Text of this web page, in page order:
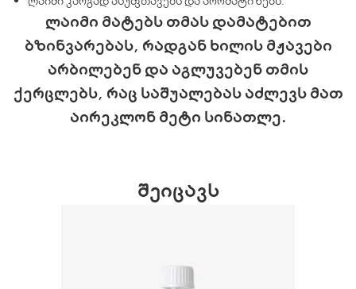
ლაიმი მატებს თმას დამატებით
ბზინვარებას, რადგან ხილის მჟავები
არბილებენ და აგლუვებენ თმის
ქერცლებს, რაც საშუალებას აძლევს მათ
აირეკლონ მეტი სინათლე.
შეიცავს